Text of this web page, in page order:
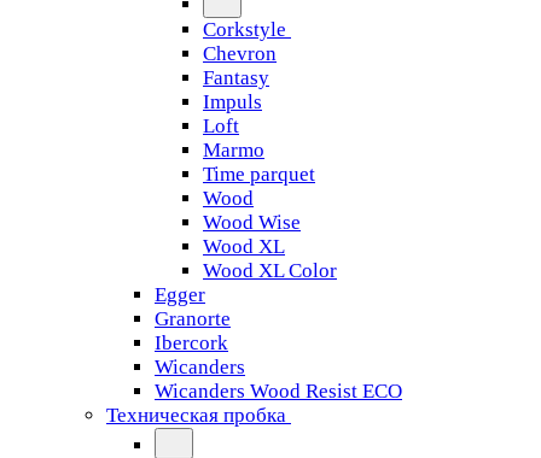
Corkstyle
Chevron
Fantasy
Impuls
Loft
Marmo
Time parquet
Wood
Wood Wise
Wood XL
Wood XL Color
Egger
Granorte
Ibercork
Wicanders
Wicanders Wood Resist ECO
Техническая пробка